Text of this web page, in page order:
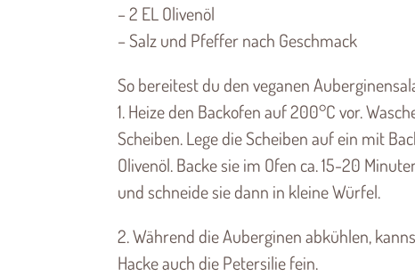
– 2 EL Olivenöl
– Salz und Pfeffer nach Geschmack
So bereitest du den veganen
1. Heize den Backofen auf 200°C vor.
Scheiben. Lege die Scheiben auf ein mit
Olivenöl. Backe sie im Ofen ca. 15-20
und schneide sie dann in kleine Würfel.
2. Während die Auberginen abkühlen,
Hacke auch die Petersilie fein.